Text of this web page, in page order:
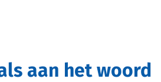
aan het woord